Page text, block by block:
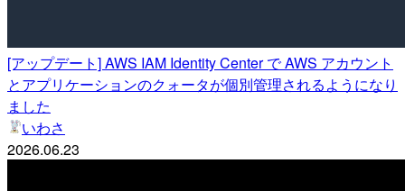
[アップデート] AWS IAM Identity Center で AWS アカウント
とアプリケーションのクォータが個別管理されるようになり
ました
いわさ
2026.06.23